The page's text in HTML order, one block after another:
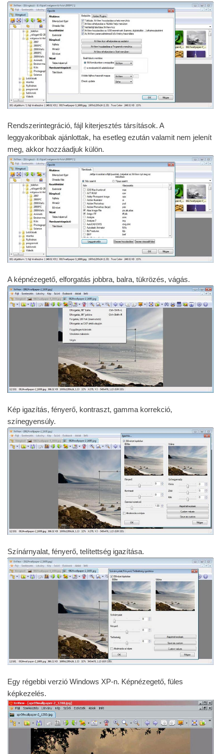
Rendszerintegráció, fájl kiterjesztés társítások. A
leggyakoribbak ajánlottak, ha esetleg ezután valamit nem jelenít
meg, akkor hozzáadjuk külön.
A képnézegető, elforgatás jobbra, balra, tükrözés, vágás.
Kép igazítás, fényerő, kontraszt, gamma korrekció,
színegyensúly.
Színárnyalat, fényerő, telítettség igazítása.
Egy régebbi verzió Windows XP-n. Képnézegető, füles
képkezelés.